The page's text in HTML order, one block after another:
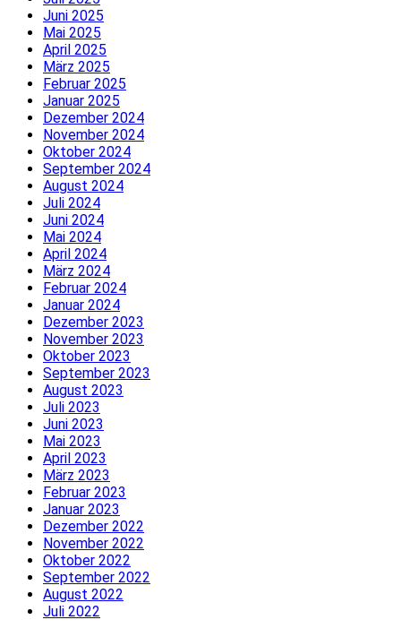
Juni 2025
Mai 2025
April 2025
März 2025
Februar 2025
Januar 2025
Dezember 2024
November 2024
Oktober 2024
September 2024
August 2024
Juli 2024
Juni 2024
Mai 2024
April 2024
März 2024
Februar 2024
Januar 2024
Dezember 2023
November 2023
Oktober 2023
September 2023
August 2023
Juli 2023
Juni 2023
Mai 2023
April 2023
März 2023
Februar 2023
Januar 2023
Dezember 2022
November 2022
Oktober 2022
September 2022
August 2022
Juli 2022